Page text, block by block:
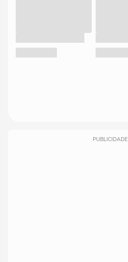
PUBLICIDADE